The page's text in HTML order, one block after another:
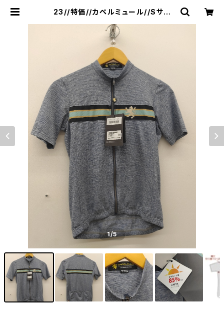
23//特価//カペルミュール//Sサイ
テライン //サイクルジャージ//kphs1
041 | リバーオフィシャルショップ
1/5